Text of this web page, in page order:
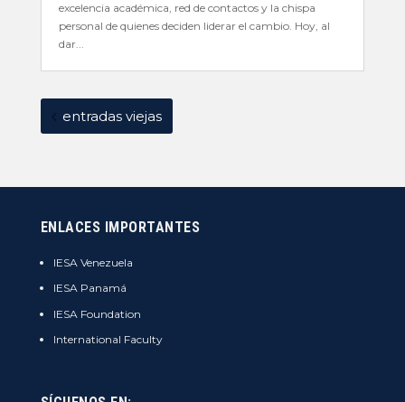
excelencia académica, red de contactos y la chispa
personal de quienes deciden liderar el cambio. Hoy, al
dar...
entradas viejas
ENLACES IMPORTANTES
IESA Venezuela
IESA Panamá
IESA Foundation
International Faculty